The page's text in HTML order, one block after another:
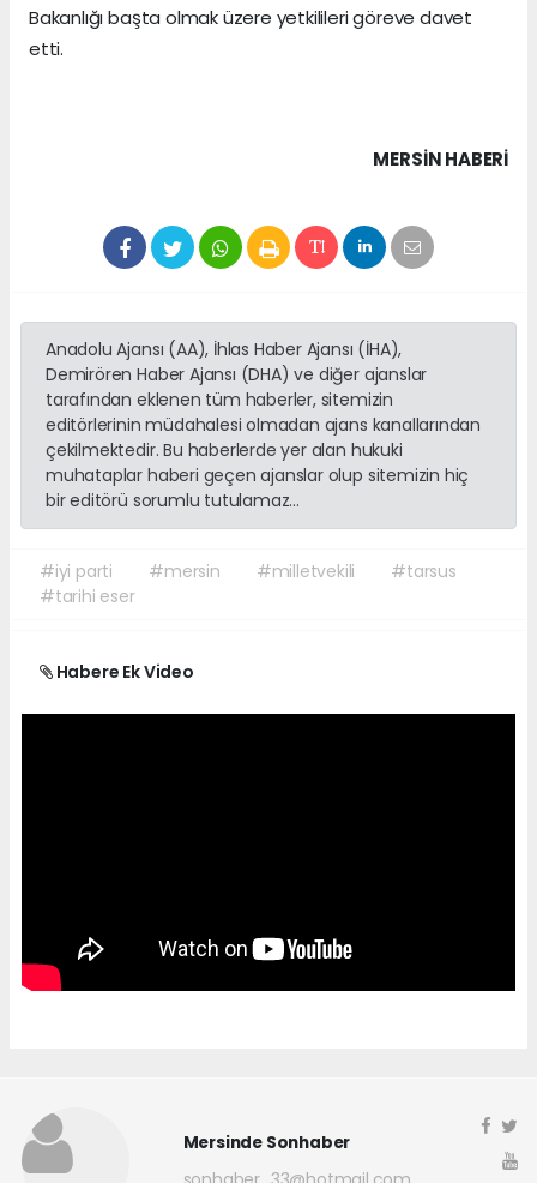
Bakanlığı başta olmak üzere yetkilileri göreve davet
etti.
MERSIN HABERİ
Anadolu Ajansı (AA), İhlas Haber Ajansı (İHA),
Demirören Haber Ajansı (DHA) ve diğer ajanslar
tarafından eklenen tüm haberler, sitemizin
editörlerinin müdahalesi olmadan ajans kanallarından
çekilmektedir. Bu haberlerde yer alan hukuki
muhataplar haberi geçen ajanslar olup sitemizin hiç
bir editörü sorumlu tutulamaz...
#iyi parti #mersin #milletvekili
#tarsus
#tarihi eser
Habere Ek Video
Mersinde Sonhaber